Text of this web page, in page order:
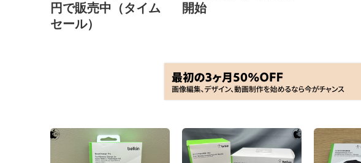
円で販売中（タイム
セール）
開始